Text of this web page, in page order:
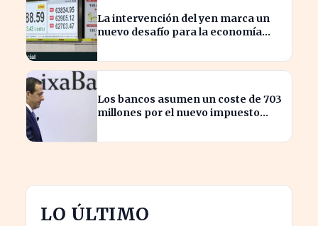
La intervención del yen marca un
nuevo desafío para la economía
Los bancos asumen un coste de 703
millones por el nuevo impuesto
LO ÚLTIMO